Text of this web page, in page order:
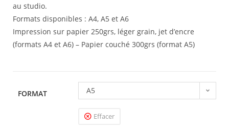
au studio.
Formats disponibles : A4, A5 et A6
Impression sur papier 250grs, léger grain, jet d’encre
(formats A4 et A6) – Papier couché 300grs (format A5)
FORMAT A5
Effacer